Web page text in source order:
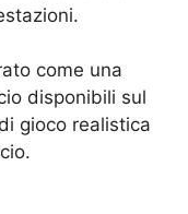
come una
disponibili sul
gioco realistica